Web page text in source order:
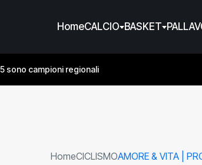
HomeCALCIO BASKET
sono campioni regionali
HomeCICLISMOAMORE & VITA |